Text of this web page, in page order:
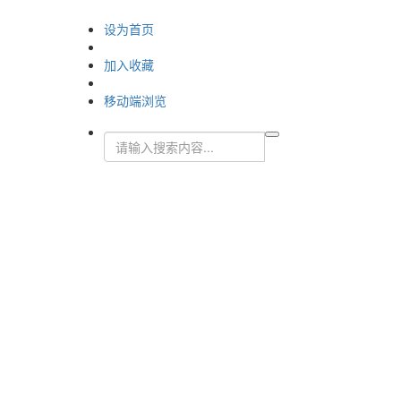
设为首页
加入收藏
移动端浏览